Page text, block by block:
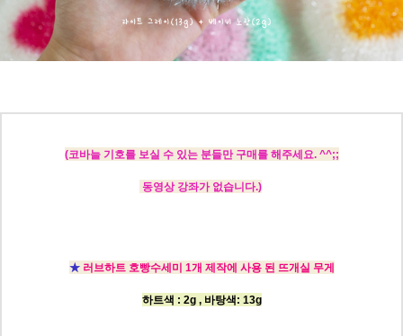
(코바늘 기호를 보실 수 있는 분들만 구매를 해주세요. ^^;;
동영상 강좌가 없습니다.)
★러브하트 호빵수세미 1개 제작에 사용 된 뜨개실 무게
하트색 : 2g , 바탕색: 13g